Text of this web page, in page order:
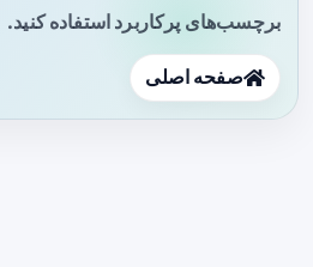
برچسب‌های پرکاربرد استفاده کنید.
صفحه اصلی